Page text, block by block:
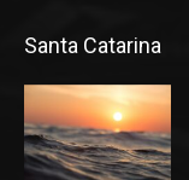
Santa Catarina